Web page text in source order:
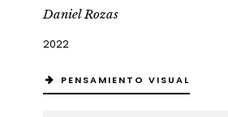
Daniel Rozas
2022
PENSAMIENTO VISUAL